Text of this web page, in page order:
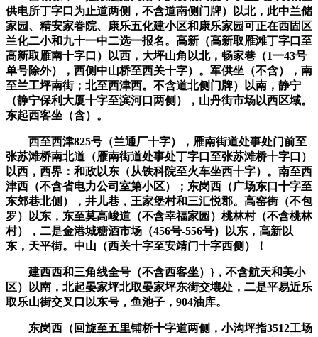
供电所丁字口为止道两侧，不含道南侧门牌）以北，此中兰储
家园、精安家眷院、康乐五化建小区和康乐家园可正在西固区
兰化二小和九十一中二选一报名。高新（高新取雁滩丁字口至
高新取雁南十字口）以西，大坪山角以北，畅家巷（1一43号
单号除外），西侧中山桥至西关十字）。军供坐（不含），南
至兰工坪南街；北至西津西。不含道北侧门牌）以南，静宁
（静宁保利大厦十字至滨河口两侧），山丹街市场以西区域。
东起西客坐（含）。
西至西津825号（兰通厂十字），雁南街道处事处门前至
张苏滩桥南北道（雁南街道处事处丁字口至张苏滩桥十字口）
以西，西界：和政以东（从铁科院至火车坐西十字）。南至西
津西（不含省电力公司室第小区）；东岗西（广场东口十字至
东郊巷北侧），井儿巷，王家堡村和三汇悦郡。高窑街（不包
罗）以东，东至莫高峻道（不含幸福家园）桃林村（不含桃林
村），二是金港城糖酒市场（456号-556号）以东，高新以
东，天平街。中山（西关十字至安靖门十字西侧）！
建西西和三角线全号（不含西客坐）}，不含航天和美小
区）以南，北起晏家坪北取晏家坪东街交壤处，二是平易近乐
取乐山街交叉口以东号，鱼池子，904油库。
东岗西（回旋至五里铺桥十字道两侧，小沟坪指3512工场